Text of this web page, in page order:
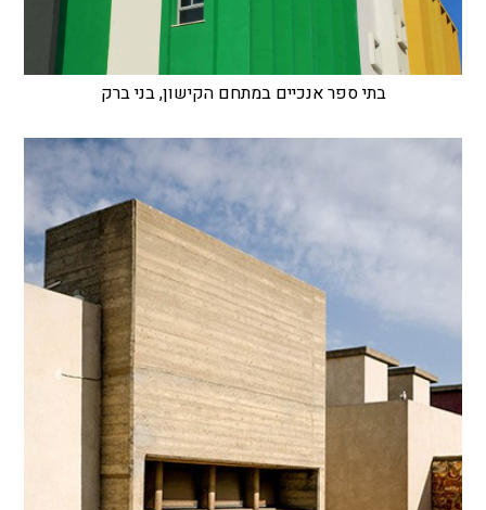
בתי ספר אנכיים במתחם הקישון, בני ברק